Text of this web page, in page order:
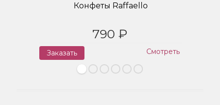
Конфеты Raffaello
790 ₽
Заказать Смотреть